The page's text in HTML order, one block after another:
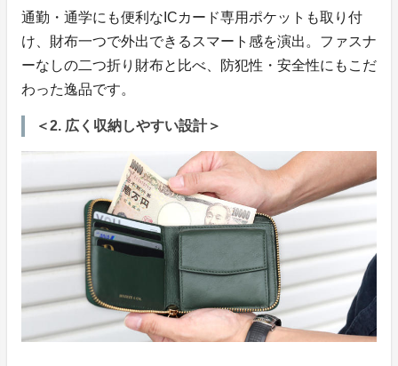
通勤・通学にも便利なICカード専用ポケットも取り付
け、財布一つで外出できるスマート感を演出。ファスナ
ーなしの二つ折り財布と比べ、防犯性・安全性にもこだ
わった逸品です。
＜2. 広く収納しやすい設計＞